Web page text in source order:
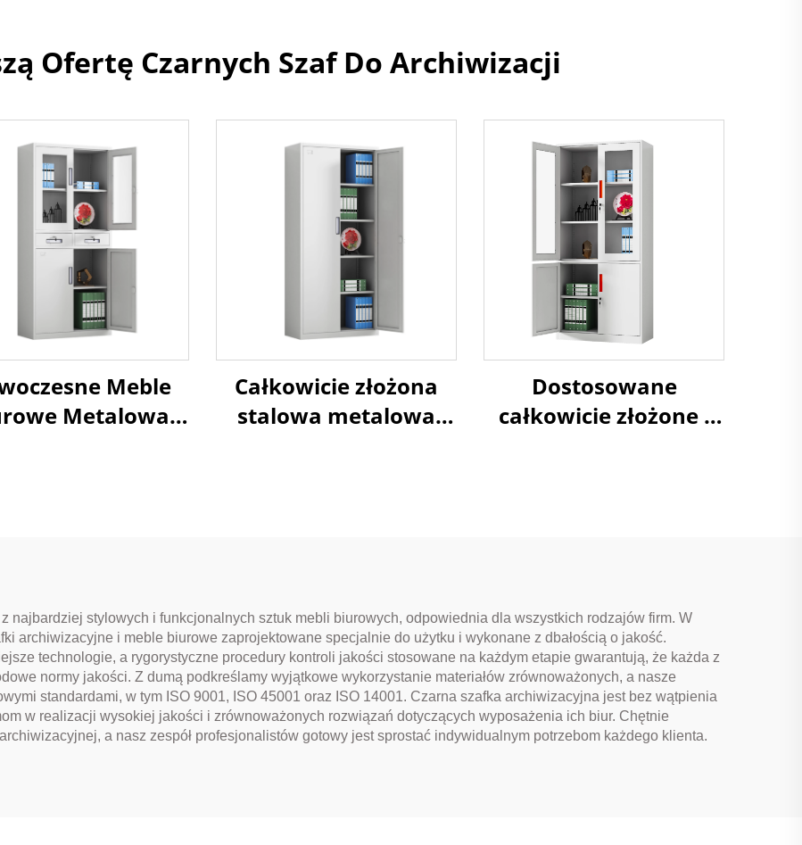
Ofertę Czarnych Szaf Do Archiwizacji
Meble
Metalowa
Całkowicie złożona
stalowa metalowa
Dostosowane
całkowicie złożone i
najbardziej stylowych i funkcjonalnych sztuk mebli biurowych, odpowiednia dla wszystkich rodzajów firm. W
archiwizacyjne i meble biurowe zaprojektowane specjalnie do użytku i wykonane z dbałością o jakość.
technologie, a rygorystyczne procedury kontroli jakości stosowane na każdym etapie gwarantują, że każda z
normy jakości. Z dumą podkreślamy wyjątkowe wykorzystanie materiałów zrównoważonych, a nasze
standardami, w tym ISO 9001, ISO 45001 oraz ISO 14001. Czarna szafka archiwizacyjna jest bez wątpienia
w realizacji wysokiej jakości i zrównoważonych rozwiązań dotyczących wyposażenia ich biur. Chętnie
a nasz zespół profesjonalistów gotowy jest sprostać indywidualnym potrzebom każdego klienta.